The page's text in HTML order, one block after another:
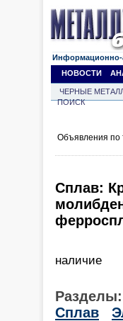
Информационно-
НОВОСТИ
ЧЕРНЫЕ
ПОИСК
Объявления по
Сплав:
наличие
Разделы:
Сплав